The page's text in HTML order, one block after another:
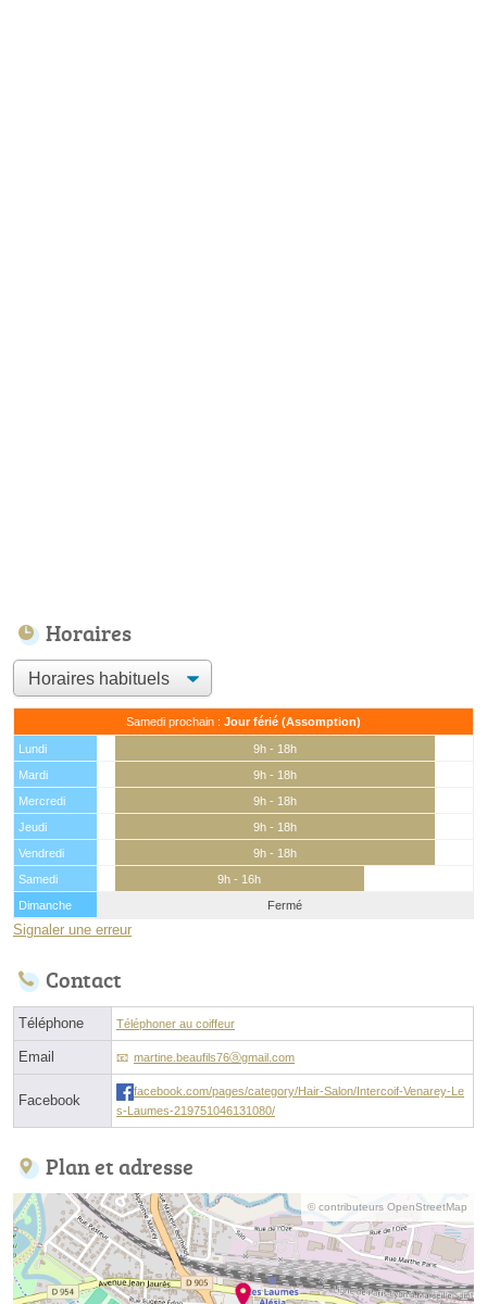
Horaires
Samedi prochain : Jour férié (Assomption)
Lundi
9h - 18h
Mardi
9h - 18h
Mercredi
9h - 18h
Jeudi
9h - 18h
Vendredi
9h - 18h
Samedi
9h - 16h
Dimanche
Fermé
Signaler une erreur
Contact
Téléphone Téléphoner au coiffeur
Email martine.beaufils76ⓐgmail.com
Facebook
facebook.com/pages/category/Hair-Salon/Intercoif-Venarey-Le
s-Laumes-219751046131080/
Plan et adresse
© contributeurs OpenStreetMap